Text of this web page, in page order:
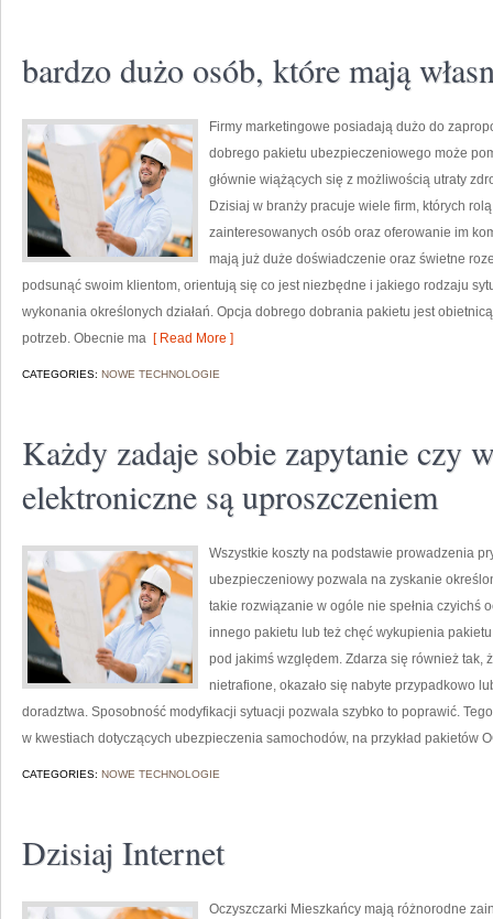
bardzo dużo osób, które mają
Firmy marketingowe posiadają dużo do
dobrego pakietu ubezpieczeniowego może
głównie wiążących się z możliwością utraty
Dzisiaj w branży pracuje wiele firm, których
zainteresowanych osób oraz oferowanie im
mają już duże doświadczenie oraz świetne
podsunąć swoim klientom, orientują się co jest niezbędne i jakiego rodzaju
wykonania określonych działań. Opcja dobrego dobrania pakietu jest
potrzeb. Obecnie ma [ Read More ]
CATEGORIES: NOWE TECHNOLOGIE
Każdy zadaje sobie zapytanie czy
elektroniczne są uproszczeniem
Wszystkie koszty na podstawie prowadzenia
ubezpieczeniowy pozwala na zyskanie
takie rozwiązanie w ogóle nie spełnia czyichś
innego pakietu lub też chęć wykupienia
pod jakimś względem. Zdarza się również tak,
nietrafione, okazało się nabyte przypadkowo
doradztwa. Sposobność modyfikacji sytuacji pozwala szybko to poprawić.
w kwestiach dotyczących ubezpieczenia samochodów, na przykład pakietów
CATEGORIES: NOWE TECHNOLOGIE
Dzisiaj Internet
Oczyszczarki Mieszkańcy mają różnorodne